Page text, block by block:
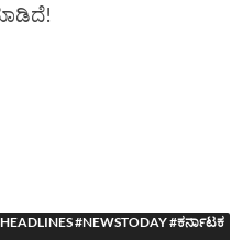
#NEWSTODAY #ಕರ್ನಾಟಕ